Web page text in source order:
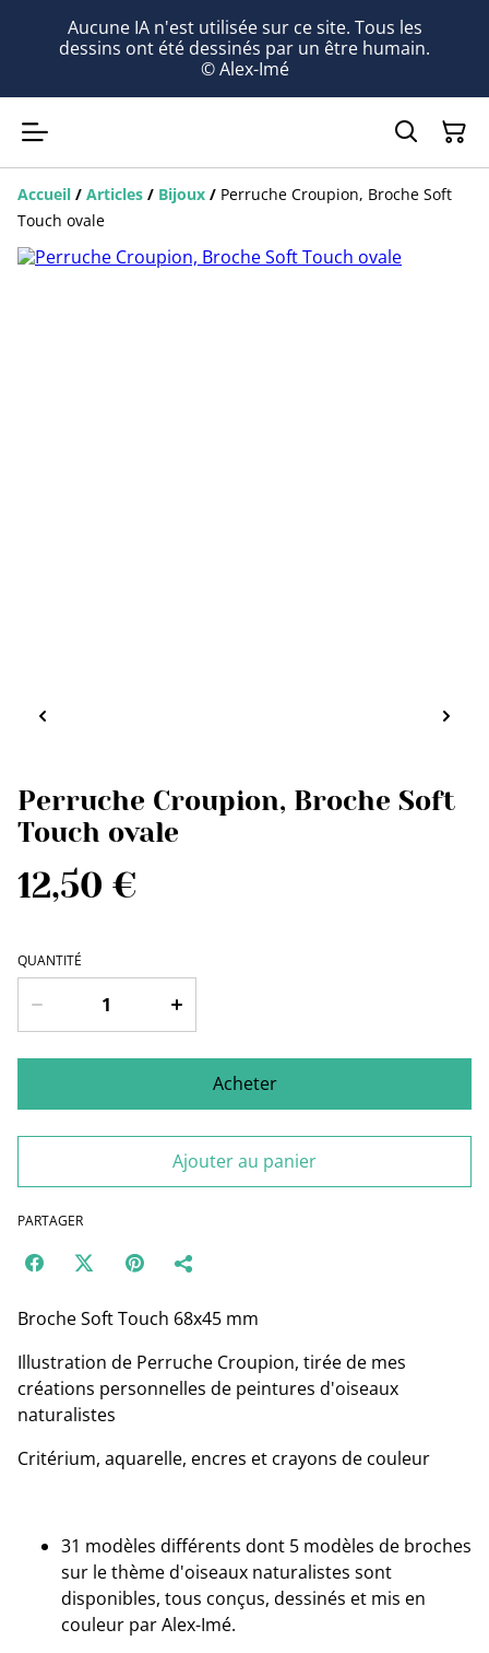
Aucune IA n'est utilisée sur ce site. Tous les
dessins ont été dessinés par un être humain.
© Alex-Imé
Accueil / Articles / Bijoux / Perruche Croupion, Broche Soft
Touch ovale
Perruche Croupion, Broche Soft
Touch ovale
12,50 €
QUANTITÉ
Acheter
Ajouter au panier
PARTAGER
Broche Soft Touch 68x45 mm
Illustration de Perruche Croupion, tirée de mes
créations personnelles de peintures d'oiseaux
naturalistes
Critérium, aquarelle, encres et crayons de couleur
31 modèles différents dont 5 modèles de broches
sur le thème d'oiseaux naturalistes sont
disponibles, tous conçus, dessinés et mis en
couleur par Alex-Imé.